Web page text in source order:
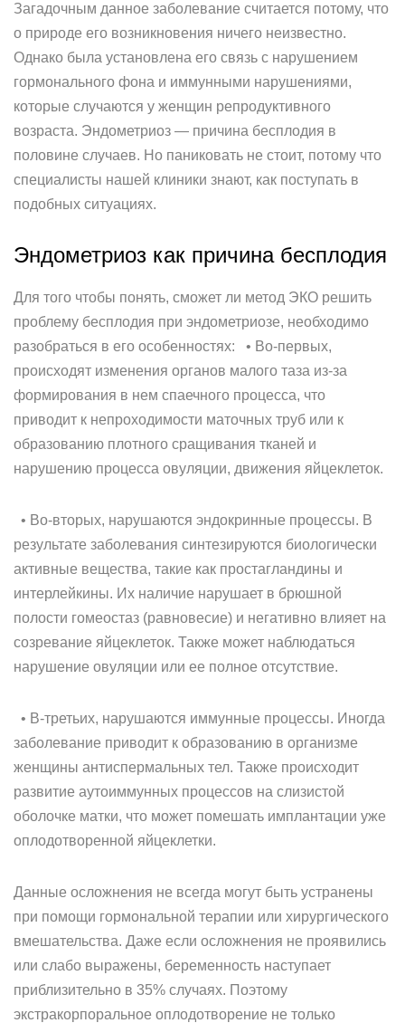
Загадочным данное заболевание считается потому, что
о природе его возникновения ничего неизвестно.
Однако была установлена его связь с нарушением
гормонального фона и иммунными нарушениями,
которые случаются у женщин репродуктивного
возраста. Эндометриоз — причина бесплодия в
половине случаев. Но паниковать не стоит, потому что
специалисты нашей клиники знают, как поступать в
подобных ситуациях.
Эндометриоз как причина бесплодия
Для того чтобы понять, сможет ли метод ЭКО решить
проблему бесплодия при эндометриозе, необходимо
разобраться в его особенностях: • Во-первых,
происходят изменения органов малого таза из-за
формирования в нем спаечного процесса, что
приводит к непроходимости маточных труб или к
образованию плотного сращивания тканей и
нарушению процесса овуляции, движения яйцеклеток.
• Во-вторых, нарушаются эндокринные процессы. В
результате заболевания синтезируются биологически
активные вещества, такие как простагландины и
интерлейкины. Их наличие нарушает в брюшной
полости гомеостаз (равновесие) и негативно влияет на
созревание яйцеклеток. Также может наблюдаться
нарушение овуляции или ее полное отсутствие.
• В-третьих, нарушаются иммунные процессы. Иногда
заболевание приводит к образованию в организме
женщины антиспермальных тел. Также происходит
развитие аутоиммунных процессов на слизистой
оболочке матки, что может помешать имплантации уже
оплодотворенной яйцеклетки.
Данные осложнения не всегда могут быть устранены
при помощи гормональной терапии или хирургического
вмешательства. Даже если осложнения не проявились
или слабо выражены, беременность наступает
приблизительно в 35% случаях. Поэтому
экстракорпоральное оплодотворение не только